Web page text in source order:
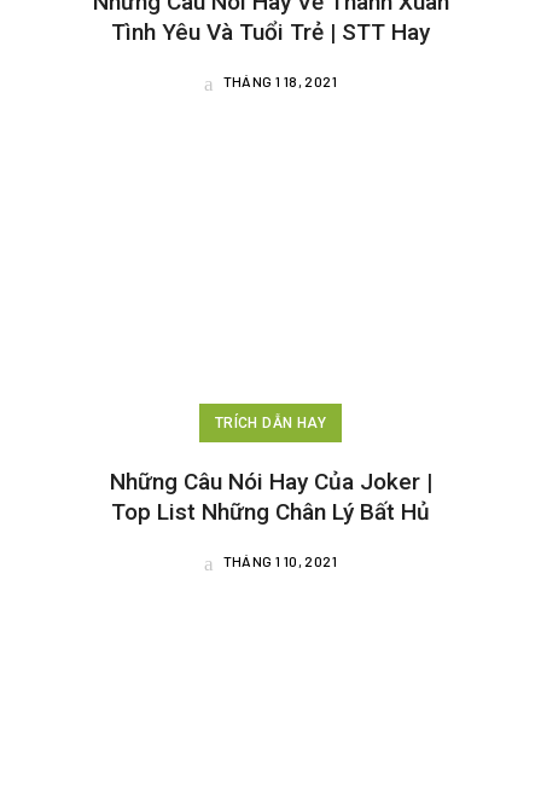
Tình Yêu Và Tuổi Trẻ | STT Hay
THÁNG 1 18, 2021
TRÍCH DẪN HAY
Những Câu Nói Hay Của Joker |
Top List Những Chân Lý Bất Hủ
THÁNG 1 10, 2021